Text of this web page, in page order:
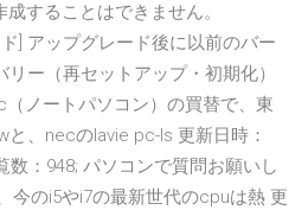
することはできません。
] アップグレード後に以前のバー
ー（再セットアップ・初期化）
（ノートパソコン）の買替で、東
、necのlavie pc-ls 更新日時：
数：948; パソコンで質問お願いし
今のi5やi7の最新世代のcpuは熱 更